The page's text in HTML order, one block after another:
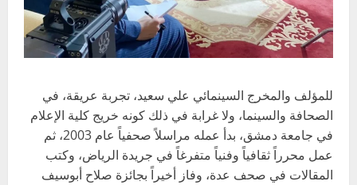
للمؤلف والمخرج السينمائي علي سعيد، تجربة عريقة، في
الصحافة والسينما، ولا غرابة في ذلك كونه خريج كلية الإعلام
في جامعة دمشق، بدأ عمله مراسلاً صحفياً عام 2003، ثم
عمل محرراً ثقافياً وفنياً متفرغاً في جريدة الرياض، وكتب
المقالات في صحف عدة، وفاز أخيراً بجائزة صلاح أبوسيف